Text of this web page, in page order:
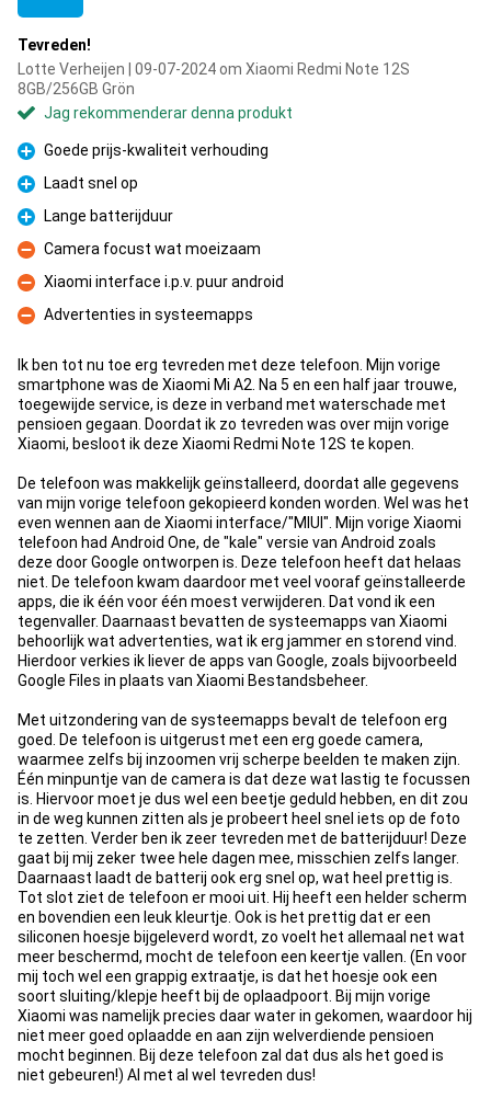
Tevreden!
Lotte Verheijen | 09-07-2024 om Xiaomi Redmi Note 12S
8GB/256GB Grön
Jag rekommenderar denna produkt
Fördelar
Goede prijs-kwaliteit verhouding
Fördelar
Laadt snel op
Fördelar
Lange batterijduur
Nackdelar
Camera focust wat moeizaam
Nackdelar
Xiaomi interface i.p.v. puur android
Nackdelar
Advertenties in systeemapps
Ik ben tot nu toe erg tevreden met deze telefoon. Mijn vorige
smartphone was de Xiaomi Mi A2. Na 5 en een half jaar trouwe,
toegewijde service, is deze in verband met waterschade met
pensioen gegaan. Doordat ik zo tevreden was over mijn vorige
Xiaomi, besloot ik deze Xiaomi Redmi Note 12S te kopen.
De telefoon was makkelijk geïnstalleerd, doordat alle gegevens
van mijn vorige telefoon gekopieerd konden worden. Wel was het
even wennen aan de Xiaomi interface/"MIUI". Mijn vorige Xiaomi
telefoon had Android One, de "kale" versie van Android zoals
deze door Google ontworpen is. Deze telefoon heeft dat helaas
niet. De telefoon kwam daardoor met veel vooraf geïnstalleerde
apps, die ik één voor één moest verwijderen. Dat vond ik een
tegenvaller. Daarnaast bevatten de systeemapps van Xiaomi
behoorlijk wat advertenties, wat ik erg jammer en storend vind.
Hierdoor verkies ik liever de apps van Google, zoals bijvoorbeeld
Google Files in plaats van Xiaomi Bestandsbeheer.
Met uitzondering van de systeemapps bevalt de telefoon erg
goed. De telefoon is uitgerust met een erg goede camera,
waarmee zelfs bij inzoomen vrij scherpe beelden te maken zijn.
Één minpuntje van de camera is dat deze wat lastig te focussen
is. Hiervoor moet je dus wel een beetje geduld hebben, en dit zou
in de weg kunnen zitten als je probeert heel snel iets op de foto
te zetten. Verder ben ik zeer tevreden met de batterijduur! Deze
gaat bij mij zeker twee hele dagen mee, misschien zelfs langer.
Daarnaast laadt de batterij ook erg snel op, wat heel prettig is.
Tot slot ziet de telefoon er mooi uit. Hij heeft een helder scherm
en bovendien een leuk kleurtje. Ook is het prettig dat er een
siliconen hoesje bijgeleverd wordt, zo voelt het allemaal net wat
meer beschermd, mocht de telefoon een keertje vallen. (En voor
mij toch wel een grappig extraatje, is dat het hoesje ook een
soort sluiting/klepje heeft bij de oplaadpoort. Bij mijn vorige
Xiaomi was namelijk precies daar water in gekomen, waardoor hij
niet meer goed oplaadde en aan zijn welverdiende pensioen
mocht beginnen. Bij deze telefoon zal dat dus als het goed is
niet gebeuren!) Al met al wel tevreden dus!